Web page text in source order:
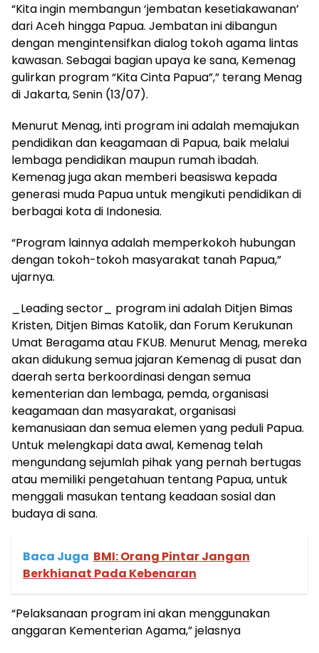
“Kita ingin membangun ‘jembatan kesetiakawanan’
dari Aceh hingga Papua. Jembatan ini dibangun
dengan mengintensifkan dialog tokoh agama lintas
kawasan. Sebagai bagian upaya ke sana, Kemenag
gulirkan program “Kita Cinta Papua”,” terang Menag
di Jakarta, Senin (13/07).
Menurut Menag, inti program ini adalah memajukan
pendidikan dan keagamaan di Papua, baik melalui
lembaga pendidikan maupun rumah ibadah.
Kemenag juga akan memberi beasiswa kepada
generasi muda Papua untuk mengikuti pendidikan di
berbagai kota di Indonesia.
“Program lainnya adalah memperkokoh hubungan
dengan tokoh-tokoh masyarakat tanah Papua,”
ujarnya.
_Leading sector_ program ini adalah Ditjen Bimas
Kristen, Ditjen Bimas Katolik, dan Forum Kerukunan
Umat Beragama atau FKUB. Menurut Menag, mereka
akan didukung semua jajaran Kemenag di pusat dan
daerah serta berkoordinasi dengan semua
kementerian dan lembaga, pemda, organisasi
keagamaan dan masyarakat, organisasi
kemanusiaan dan semua elemen yang peduli Papua.
Untuk melengkapi data awal, Kemenag telah
mengundang sejumlah pihak yang pernah bertugas
atau memiliki pengetahuan tentang Papua, untuk
menggali masukan tentang keadaan sosial dan
budaya di sana.
Baca Juga BMI: Orang Pintar Jangan
Berkhianat Pada Kebenaran
“Pelaksanaan program ini akan menggunakan
anggaran Kementerian Agama,” jelasnya